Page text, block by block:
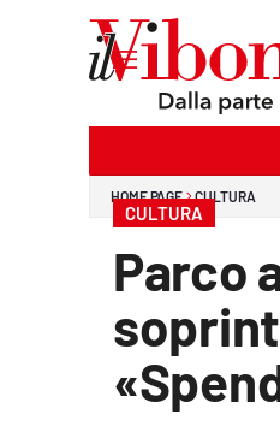
HOME PAGE CULTURA
CULTURA
Parco